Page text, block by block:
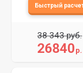
26840р.
38 343 руб.